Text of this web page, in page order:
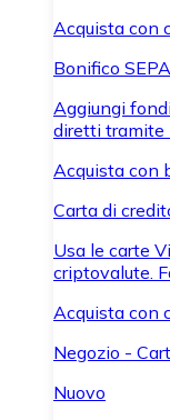
Acquista con
Bonifico SEPA
Aggiungi
diretti tramite
Acquista con
Carta di
Usa le carte
criptovalute.
Acquista con
Negozio -
Nuovo